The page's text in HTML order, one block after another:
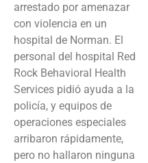
arrestado por amenazar
con violencia en un
hospital de Norman. El
personal del hospital Red
Rock Behavioral Health
Services pidió ayuda a la
policía, y equipos de
operaciones especiales
arribaron rápidamente,
pero no hallaron ninguna